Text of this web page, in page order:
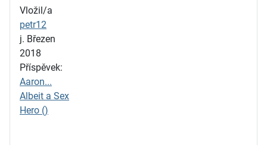
Vložil/a
petr12
j. Březen
2018
Příspěvek:
Aaron...
Albeit a Sex
Hero ()